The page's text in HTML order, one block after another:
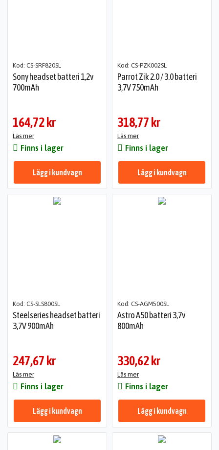
Kod: CS-SRF820SL
Sony headset batteri 1,2v
700mAh
164,72 kr
Läs mer
Finns i lager
Lägg i kundvagn
Kod: CS-PZK002SL
Parrot Zik 2.0 / 3.0 batteri
3,7V 750mAh
318,77 kr
Läs mer
Finns i lager
Lägg i kundvagn
Kod: CS-SLS800SL
Steelseries headset batteri
3,7V 900mAh
247,67 kr
Läs mer
Finns i lager
Lägg i kundvagn
Kod: CS-AGM500SL
Astro A50 batteri 3,7v
800mAh
330,62 kr
Läs mer
Finns i lager
Lägg i kundvagn